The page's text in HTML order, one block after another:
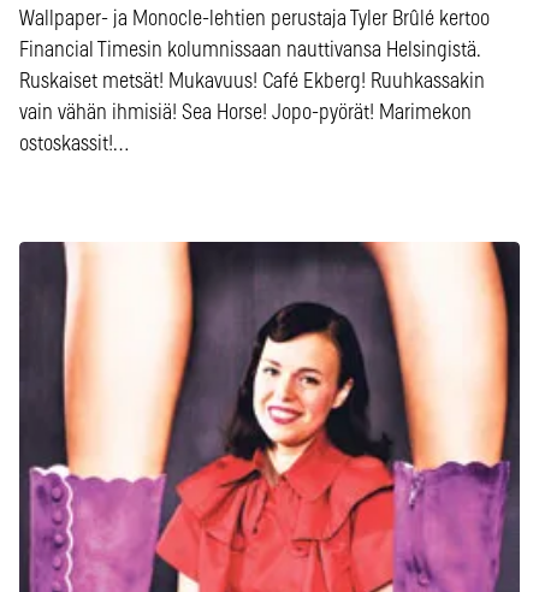
Wallpaper- ja Monocle-lehtien perustaja Tyler Brûlé kertoo
Financial Timesin kolumnissaan nauttivansa Helsingistä.
Ruskaiset metsät! Mukavuus! Café Ekberg! Ruuhkassakin
vain vähän ihmisiä! Sea Horse! Jopo-pyörät! Marimekon
ostoskassit!…